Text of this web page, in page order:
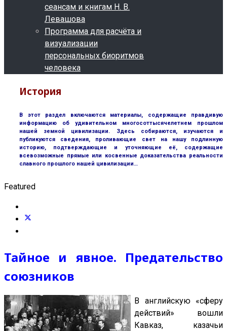
сеансам и книгам Н. В.
Левашова
Программа для расчёта и
визуализации
персональных биоритмов
человека
История
В этот раздел включаются материалы, содержащие правдивую
информацию об удивительном многосоттысячелетнем прошлом
нашей земной цивилизации. Здесь собираются, изучаются и
публикуются сведения, проливающие свет на нашу подлинную
историю, подтверждающие и уточняющие её, содержащие
всевозможные прямые или косвенные доказательства реальности
славного прошлого нашей цивилизации…
Featured
Тайное и явное. Предательство
союзников
В английскую «сферу
действий» вошли
Кавказ, казачьи